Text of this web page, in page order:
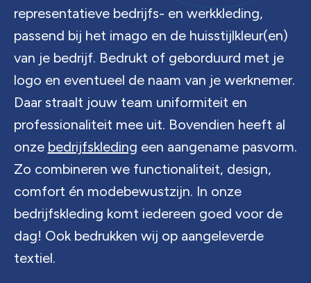
representatieve bedrijfs- en werkkleding,
passend bij het imago en de huisstijlkleur(en)
van je bedrijf. Bedrukt of geborduurd met je
logo en eventueel de naam van je werknemer.
Daar straalt jouw team uniformiteit en
professionaliteit mee uit. Bovendien heeft al
onze bedrijfskleding een aangename pasvorm.
Zo combineren we functionaliteit, design,
comfort én modebewustzijn. In onze
bedrijfskleding komt iedereen goed voor de
dag! Ook bedrukken wij op aangeleverde
textiel.